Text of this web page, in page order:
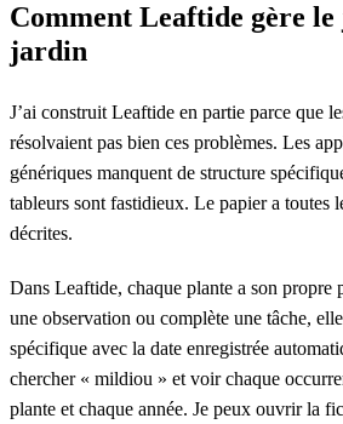
Comment Leaftide gère
jardin
J’ai construit Leaftide en partie parce que
résolvaient pas bien ces problèmes. Les
génériques manquent de structure
tableurs sont fastidieux. Le papier a toutes
décrites.
Dans Leaftide, chaque plante a son propre
une observation ou complète une tâche,
spécifique avec la date enregistrée
chercher « mildiou » et voir chaque
plante et chaque année. Je peux ouvrir la